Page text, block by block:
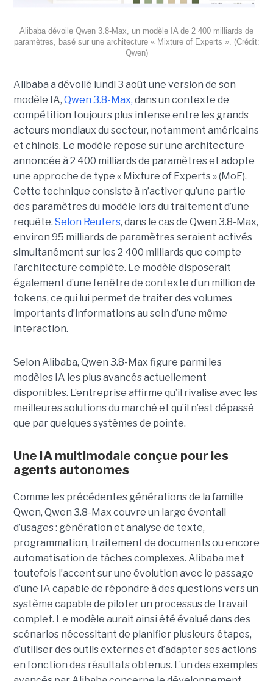
Alibaba dévoile Qwen 3.8-Max, un modèle IA de 2 400 milliards de
paramètres, basé sur une architecture « Mixture of Experts ». (Crédit:
Qwen)
Alibaba a dévoilé lundi 3 août une version de son
modèle IA, Qwen 3.8-Max, dans un contexte de
compétition toujours plus intense entre les grands
acteurs mondiaux du secteur, notamment américains
et chinois. Le modèle repose sur une architecture
annoncée à 2 400 milliards de paramètres et adopte
une approche de type « Mixture of Experts » (MoE).
Cette technique consiste à n’activer qu’une partie
des paramètres du modèle lors du traitement d’une
requête. Selon Reuters, dans le cas de Qwen 3.8-Max,
environ 95 milliards de paramètres seraient activés
simultanément sur les 2 400 milliards que compte
l’architecture complète. Le modèle disposerait
également d’une fenêtre de contexte d’un million de
tokens, ce qui lui permet de traiter des volumes
importants d’informations au sein d’une même
interaction.
Selon Alibaba, Qwen 3.8-Max figure parmi les
modèles IA les plus avancés actuellement
disponibles. L’entreprise affirme qu’il rivalise avec les
meilleures solutions du marché et qu’il n’est dépassé
que par quelques systèmes de pointe.
Une IA multimodale conçue pour les
agents autonomes
Comme les précédentes générations de la famille
Qwen, Qwen 3.8-Max couvre un large éventail
d’usages : génération et analyse de texte,
programmation, traitement de documents ou encore
automatisation de tâches complexes. Alibaba met
toutefois l’accent sur une évolution avec le passage
d’une IA capable de répondre à des questions vers un
système capable de piloter un processus de travail
complet. Le modèle aurait ainsi été évalué dans des
scénarios nécessitant de planifier plusieurs étapes,
d’utiliser des outils externes et d’adapter ses actions
en fonction des résultats obtenus. L’un des exemples